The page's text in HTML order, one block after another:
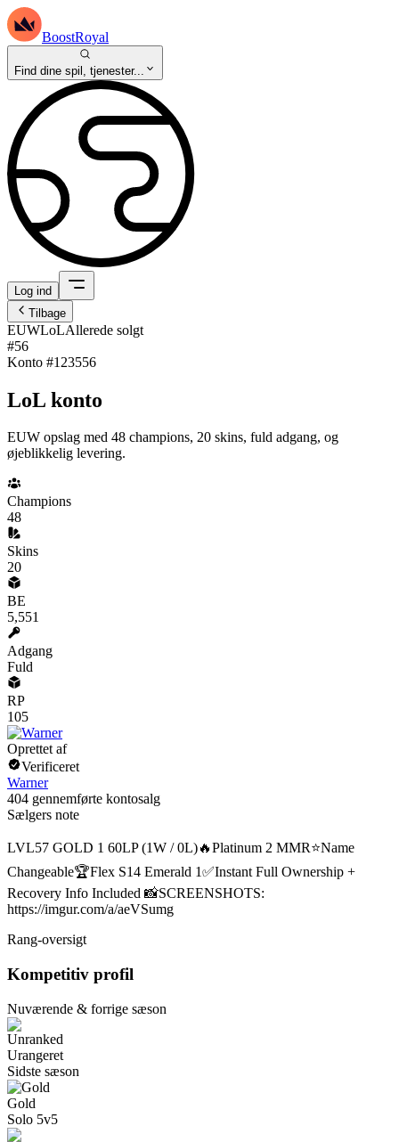
BoostRoyal
Find dine spil, tjenester...
Log ind
Tilbage
EUWLoLAllerede solgt
#56
Konto #123556
LoL konto
EUW opslag med 48 champions, 20 skins, fuld adgang, og
øjeblikkelig levering.
Champions
48
Skins
20
BE
5,551
Adgang
Fuld
RP
105
Oprettet af
Verificeret
Warner
404 gennemførte kontosalg
Sælgers note
LVL57 GOLD 1 60LP (1W / 0L)🔥Platinum 2 MMR⭐Name
Changeable🏆Flex S14 Emerald 1✅Instant Full Ownership +
Recovery Info Included 📸SCREENSHOTS:
https://imgur.com/a/aeVSumg
Rang-oversigt
Kompetitiv profil
Nuværende & forrige sæson
Urangeret
Sidste sæson
Gold
Solo 5v5